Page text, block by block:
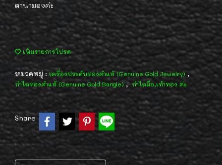
ตาน่ามองค่ะ
เพิ่มรายการโปรด
หมวดหมู่ : เครื่องประดับทองคำแท้ (Genuine Gold Jewelry) ,
กำไลทองคำแท้ (Genuine Gold Bangle) , กำไลมือ,เท้าทอง ค่ะ
Share